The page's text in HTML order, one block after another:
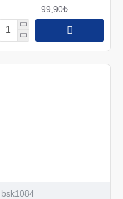
99,90₺
bsk1084